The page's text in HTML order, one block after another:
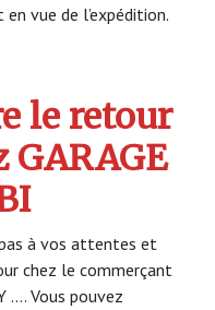
vue de l’expédition.
le retour
GARAGE
à vos attentes et
chez le commerçant
…. Vous pouvez